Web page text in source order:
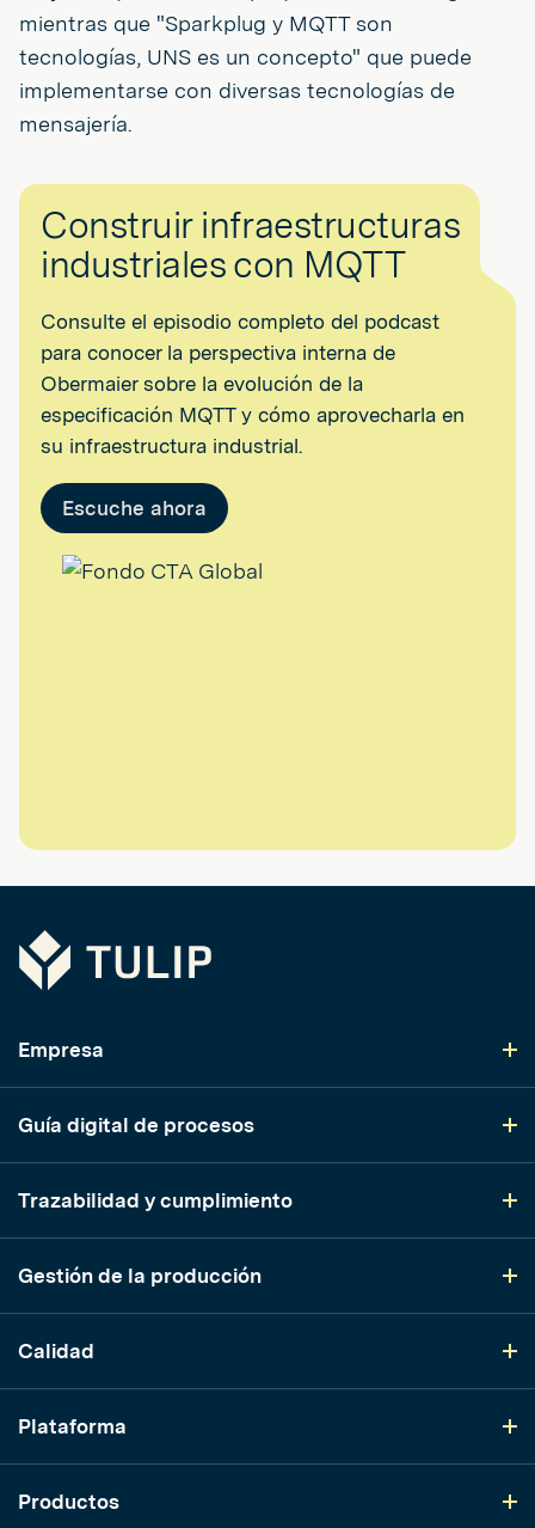
mientras que "Sparkplug y MQTT son
tecnologías, UNS es un concepto" que puede
implementarse con diversas tecnologías de
mensajería.
Construir infraestructuras
industriales con MQTT
Consulte el episodio completo del podcast
para conocer la perspectiva interna de
Obermaier sobre la evolución de la
especificación MQTT y cómo aprovecharla en
su infraestructura industrial.
Escuche ahora
Tulip
Empresa
Guía digital de procesos
Trazabilidad y cumplimiento
Gestión de la producción
Calidad
Plataforma
Productos